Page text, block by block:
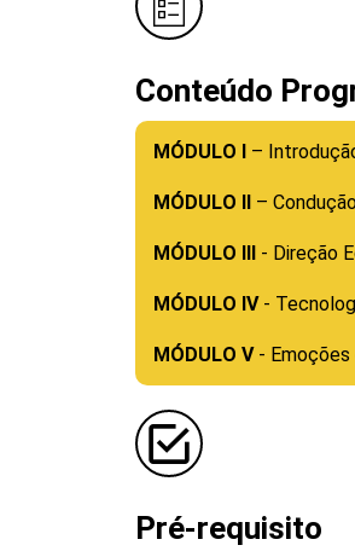
Conteúdo
MÓDULO I –
MÓDULO II –
MÓDULO III - Direção
MÓDULO IV-
MÓDULO V- Emoções
Pré-requisito